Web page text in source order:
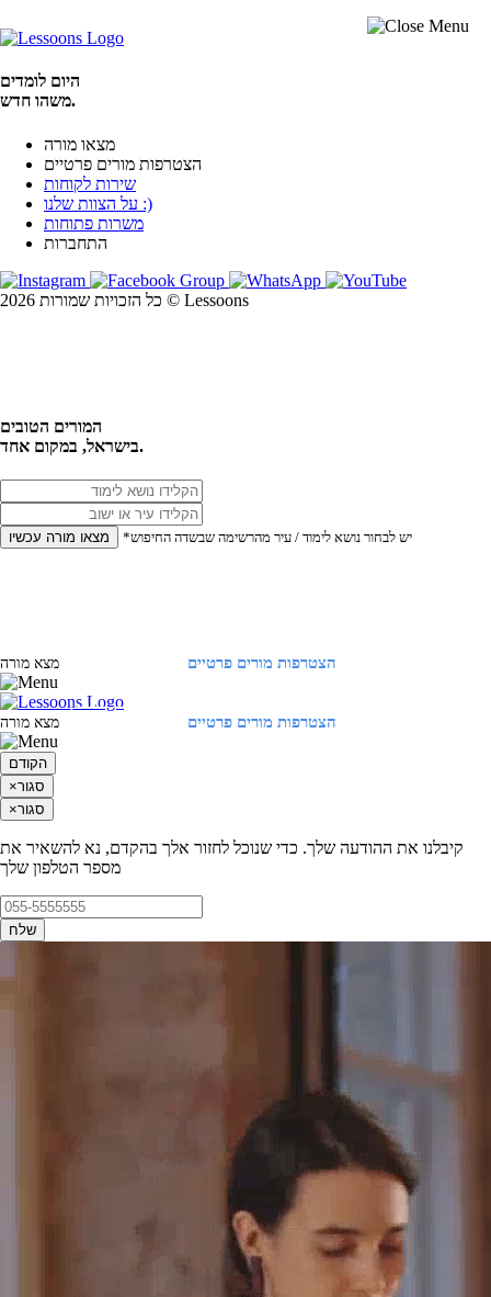
היום לומדים
משהו חדש.
מצאו מורה
הצטרפות מורים פרטיים
שירות לקוחות
על הצוות שלנו :)
משרות פתוחות
התחברות
כל הזכויות שמורות 2026 © Lessoons
המורים הטובים
בישראל, במקום אחד.
מצאו מורה עכשיו *יש לבחור נושא לימוד / עיר מהרשימה שבשדה החיפוש
הצטרפות מורים פרטיים מצא מורה
הצטרפות מורים פרטיים מצא מורה
הקודם
×סגור
×סגור
קיבלנו את ההודעה שלך. כדי שנוכל לחזור אלך בהקדם, נא להשאיר את
מספר הטלפון שלך
שלח